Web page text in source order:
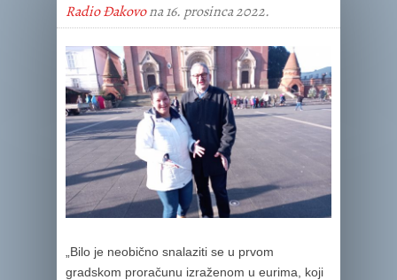
Radio Đakovona 16. prosinca 2022.
„Bilo je neobično snalaziti se u prvom
gradskom proračunu izraženom u eurima, koji